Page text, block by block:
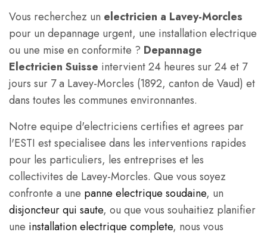
Vous recherchez un electricien a Lavey-Morcles
pour un depannage urgent, une installation electrique
ou une mise en conformite ? Depannage
Electricien Suisse intervient 24 heures sur 24 et 7
jours sur 7 a Lavey-Morcles (1892, canton de Vaud) et
dans toutes les communes environnantes.
Notre equipe d'electriciens certifies et agrees par
l'ESTI est specialisee dans les interventions rapides
pour les particuliers, les entreprises et les
collectivites de Lavey-Morcles. Que vous soyez
confronte a une panne electrique soudaine, un
disjoncteur qui saute, ou que vous souhaitiez planifier
une installation electrique complete, nous vous